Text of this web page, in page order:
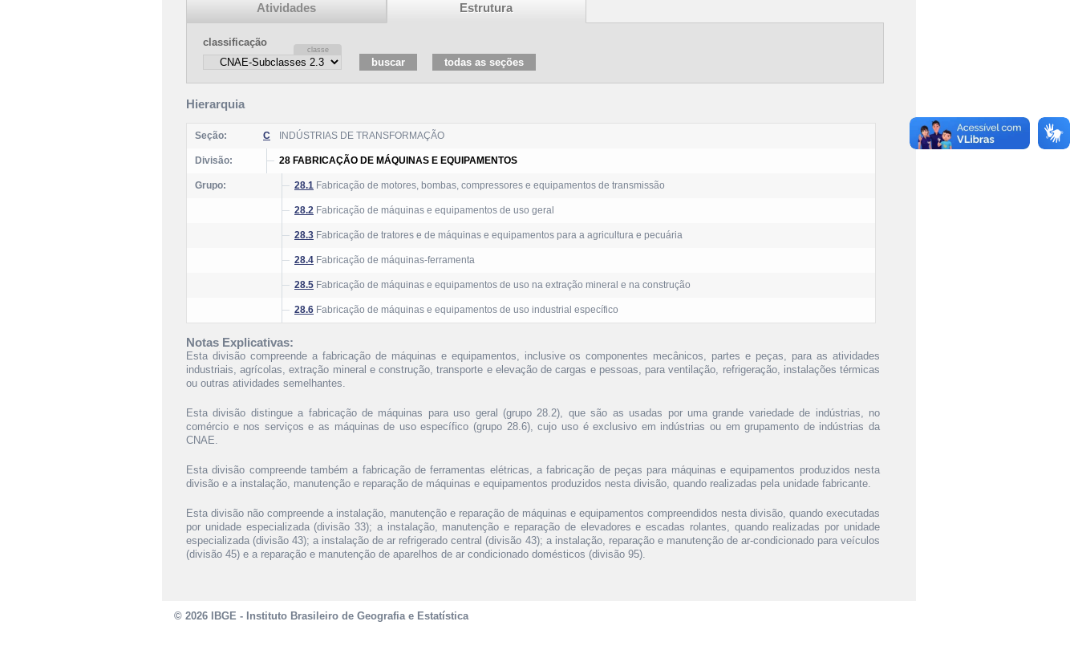
Atividades Estrutura
classificação
Hierarquia
Seção: C INDÚSTRIAS DE TRANSFORMAÇÃO
Divisão: 28 FABRICAÇÃO DE MÁQUINAS E EQUIPAMENTOS
Grupo: 28.1 Fabricação de motores, bombas, compressores e equipamentos de transmissão
28.2 Fabricação de máquinas e equipamentos de uso geral
28.3 Fabricação de tratores e de máquinas e equipamentos para a agricultura e pecuária
28.4 Fabricação de máquinas-ferramenta
28.5 Fabricação de máquinas e equipamentos de uso na extração mineral e na construção
28.6 Fabricação de máquinas e equipamentos de uso industrial específico
Notas Explicativas:
Esta divisão compreende a fabricação de máquinas e equipamentos, inclusive os componentes mecânicos, partes e peças, para as atividades
industriais, agrícolas, extração mineral e construção, transporte e elevação de cargas e pessoas, para ventilação, refrigeração, instalações térmicas
ou outras atividades semelhantes.
Esta divisão distingue a fabricação de máquinas para uso geral (grupo 28.2), que são as usadas por uma grande variedade de indústrias, no
comércio e nos serviços e as máquinas de uso específico (grupo 28.6), cujo uso é exclusivo em indústrias ou em grupamento de indústrias da
CNAE.
Esta divisão compreende também a fabricação de ferramentas elétricas, a fabricação de peças para máquinas e equipamentos produzidos nesta
divisão e a instalação, manutenção e reparação de máquinas e equipamentos produzidos nesta divisão, quando realizadas pela unidade fabricante.
Esta divisão não compreende a instalação, manutenção e reparação de máquinas e equipamentos compreendidos nesta divisão, quando executadas
por unidade especializada (divisão 33); a instalação, manutenção e reparação de elevadores e escadas rolantes, quando realizadas por unidade
especializada (divisão 43); a instalação de ar refrigerado central (divisão 43); a instalação, reparação e manutenção de ar-condicionado para veículos
(divisão 45) e a reparação e manutenção de aparelhos de ar condicionado domésticos (divisão 95).
© 2026 IBGE - Instituto Brasileiro de Geografia e Estatística